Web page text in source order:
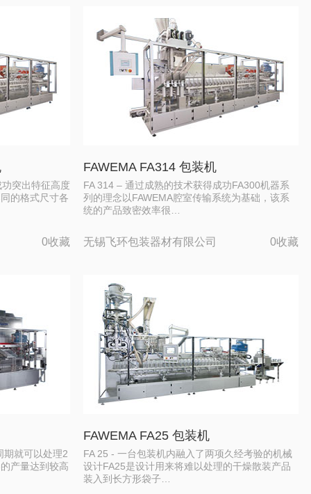
突出特征高度
的格式尺寸各
0收藏
FAWEMA FA314 包装机
FA 314 – 通过成熟的技术获得成功FA300机器系
列的理念以FAWEMA腔室传输系统为基础，该系
统的产品致密效率很…
无锡飞环包装器材有限公司 0收藏
期就可以处理2
产量达到较高
FAWEMA FA25 包装机
FA 25 - 一台包装机内融入了两项久经考验的机械
设计FA25是设计用来将难以处理的干燥散装产品
装入到长方形袋子…